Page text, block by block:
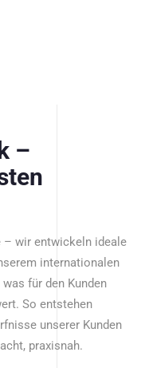
–
– wir entwickeln ideale
internationalen
für den Kunden
So entstehen
unserer Kunden
praxisnah.